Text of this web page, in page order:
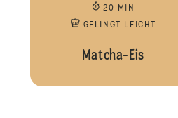
20 MIN
GELINGT LEICHT
Matcha-Eis